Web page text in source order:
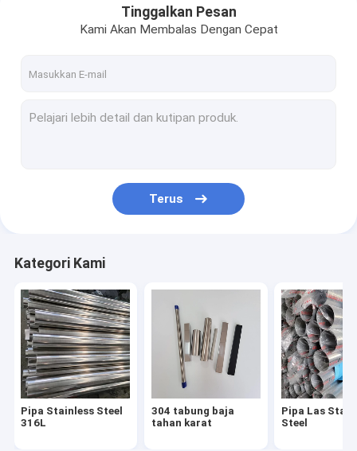
pipa ss mulus
Lembaran logam stainless steel
cermin lembaran stainless steel
Pipa Paduan Aluminium
Lembar Paduan Aluminium
Kumparan Paduan Aluminium
Perlengkapan Baja Tahan Karat
Tinggalkan Pesan
Kami Akan Membalas Dengan Cepat
Terus
Kategori Kami
Pipa Stainless Steel
316L
304 tabung baja
tahan karat
Pipa Las
Steel